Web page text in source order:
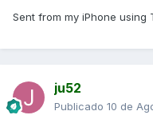
Sent from my iPhone using
ju52
Publicado 10 de